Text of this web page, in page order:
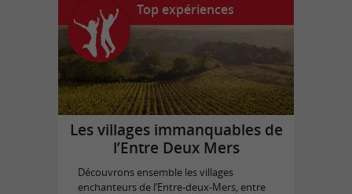
Top expériences
Les villages immanquables de
l’Entre Deux Mers
Découvrons ensemble les villages
enchanteurs de l’Entre-deux-Mers, entre